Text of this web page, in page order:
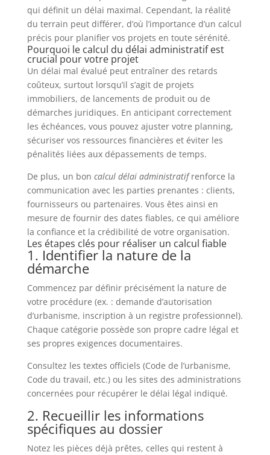
qui définit un délai maximal. Cependant, la réalité
du terrain peut différer, d’où l’importance d’un calcul
précis pour planifier vos projets en toute sérénité.
Pourquoi le calcul du délai administratif est
crucial pour votre projet
Un délai mal évalué peut entraîner des retards
coûteux, surtout lorsqu’il s’agit de projets
immobiliers, de lancements de produit ou de
démarches juridiques. En anticipant correctement
les échéances, vous pouvez ajuster votre planning,
sécuriser vos ressources financières et éviter les
pénalités liées aux dépassements de temps.
De plus, un bon calcul délai administratifrenforce la
communication avec les parties prenantes : clients,
fournisseurs ou partenaires. Vous êtes ainsi en
mesure de fournir des dates fiables, ce qui améliore
la confiance et la crédibilité de votre organisation.
Les étapes clés pour réaliser un calcul fiable
1. Identifier la nature de la
démarche
Commencez par définir précisément la nature de
votre procédure (ex. : demande d’autorisation
d’urbanisme, inscription à un registre professionnel).
Chaque catégorie possède son propre cadre légal et
ses propres exigences documentaires.
Consultez les textes officiels (Code de l’urbanisme,
Code du travail, etc.) ou les sites des administrations
concernées pour récupérer le délai légal indiqué.
2. Recueillir les informations
spécifiques au dossier
Notez les pièces déjà prêtes, celles qui restent à